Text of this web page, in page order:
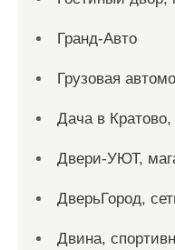
Гранд-Авто
Грузовая
Дача в
Двери-УЮТ,
ДверьГород,
Двина,